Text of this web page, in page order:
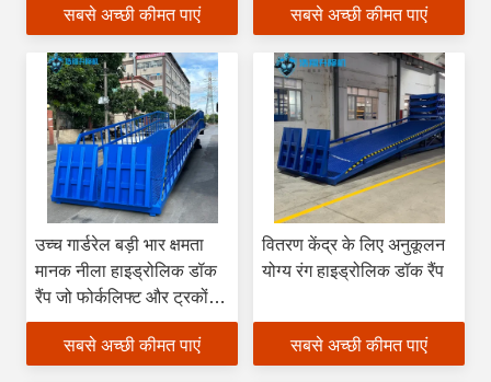
सबसे अच्छी कीमत पाएं सबसे अच्छी कीमत पाएं
उच्च गार्डरेल बड़ी भार क्षमता
मानक नीला हाइड्रोलिक डॉक
रैंप जो फोर्कलिफ्ट और ट्रकों
को जोड़ता है
सबसे अच्छी कीमत पाएं
वितरण केंद्र के लिए अनुकूलन
योग्य रंग हाइड्रोलिक डॉक रैंप
सबसे अच्छी कीमत पाएं